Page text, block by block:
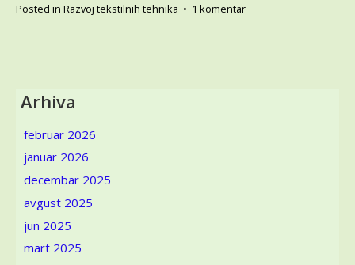
Posted in Razvoj tekstilnih tehnika • 1 komentarna
Arhiva
februar 2026
januar 2026
decembar 2025
avgust 2025
jun 2025
mart 2025